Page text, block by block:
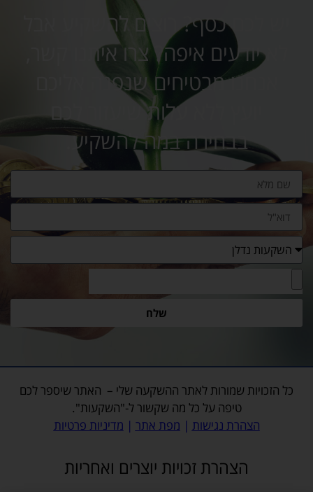
יש לכם כסף? רוצים להשקיע אבל
לא יודעים איפה? צרו איתנו קשר,
אנחנו מבטיחים שנפנה אליכם
יועץ ללא עלות שיעזור לכם
בבחירה במה להשקיע.
שלח
כל הזכויות שמורות לאתר ההשקעה שלי – האתר שיספר לכם
טיפה על כל מה שקשור ל-"השקעות".
הצהרת נגישות | מפת אתר | מדיניות פרטיות
הצהרת זכויות יוצרים ואחריות